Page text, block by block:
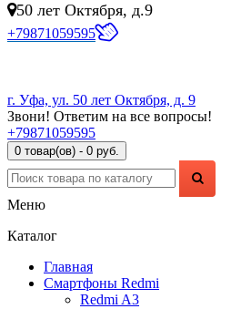
50 лет Октября, д.9
+79871059595
г. Уфа, ул. 50 лет Октября, д. 9
Звони! Ответим на все вопросы!
+79871059595
0 товар(ов) - 0 руб.
Меню
Каталог
Главная
Смартфоны Redmi
Redmi A3